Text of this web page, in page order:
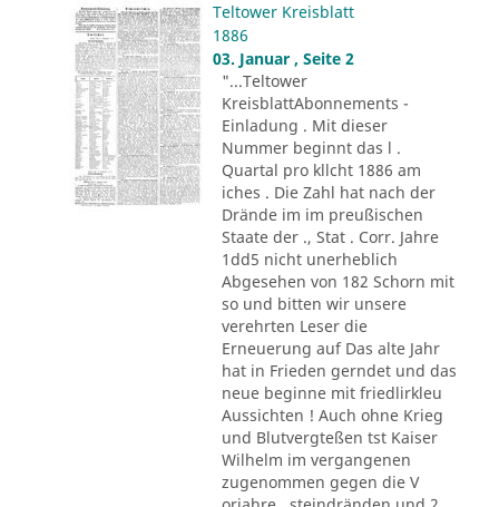
Teltower Kreisblatt
1886
03. Januar , Seite 2
"...Teltower
KreisblattAbonnements -
Einladung . Mit dieser
Nummer beginnt das l .
Quartal pro kllcht 1886 am
iches . Die Zahl hat nach der
Drände im im preußischen
Staate der ., Stat . Corr. Jahre
1dd5 nicht unerheblich
Abgesehen von 182 Schorn mit
so und bitten wir unsere
verehrten Leser die
Erneuerung auf Das alte Jahr
hat in Frieden gerndet und das
neue beginne mit friedlirkleu
Aussichten ! Auch ohne Krieg
und Blutvergteßen tst Kaiser
Wilhelm im vergangenen
zugenommen gegen die V